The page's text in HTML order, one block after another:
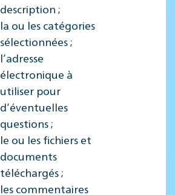
description ;
la ou les catégories
sélectionnées ;
l’adresse
électronique à
utiliser pour
d’éventuelles
questions ;
le ou les fichiers et
documents
téléchargés ;
les commentaires